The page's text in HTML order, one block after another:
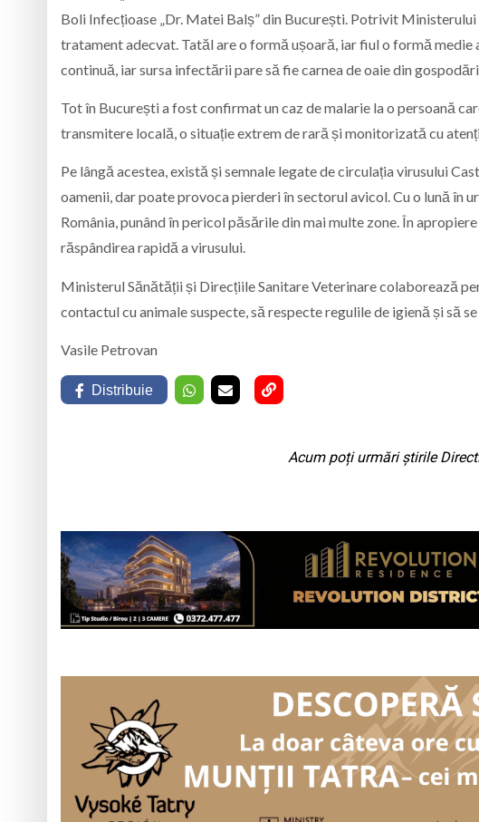
Boli Infecțioase „Dr. Matei Balș” din București. Potrivit
tratament adecvat. Tatăl are o formă ușoară, iar fiul o formă
continuă, iar sursa infectării pare să fie carnea de oaie din
Tot în București a fost confirmat un caz de malarie la o persoană
transmitere locală, o situație extrem de rară și monitorizată cu
Pe lângă acestea, există și semnale legate de circulația virusului
oamenii, dar poate provoca pierderi în sectorul avicol. Cu o lună în
România, punând în pericol păsările din mai multe zone. În
răspândirea rapidă a virusului.
Ministerul Sănătății și Direcțiile Sanitare Veterinare colaborează
contactul cu animale suspecte, să respecte regulile de igienă și să
Vasile Petrovan
Distribuie
Acum poți urmări știrile